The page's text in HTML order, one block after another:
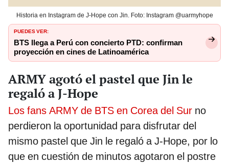
Historia en Instagram de J-Hope con Jin. Foto: Instagram @uarmyhope
PUEDES VER:
BTS llega a Perú con concierto PTD: confirman
proyección en cines de Latinoamérica
ARMY agotó el pastel que Jin le
regaló a J-Hope
Los fans ARMY de BTS en Corea del Sur no
perdieron la oportunidad para disfrutar del
mismo pastel que Jin le regaló a J-Hope, por lo
que en cuestión de minutos agotaron el postre